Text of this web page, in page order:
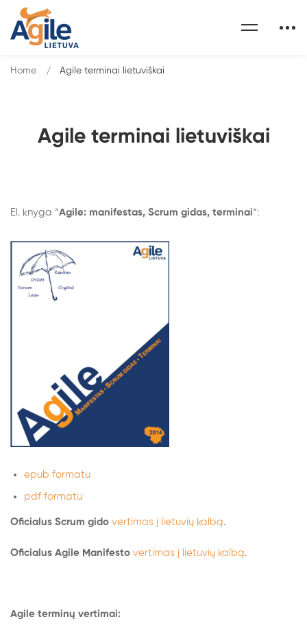
Agile terminai lietuviškai
Home Agile terminai lietuviškai
Agile
terminai
lietuviškai
El. knyga “Agile: manifestas, Scrum gidas, terminai“:
epub formatu
pdf formatu
Oficialus Scrum gido vertimas į lietuvių kalbą.
Oficialus Agile Manifesto vertimas į lietuvių kalbą.
Agile terminų vertimai: